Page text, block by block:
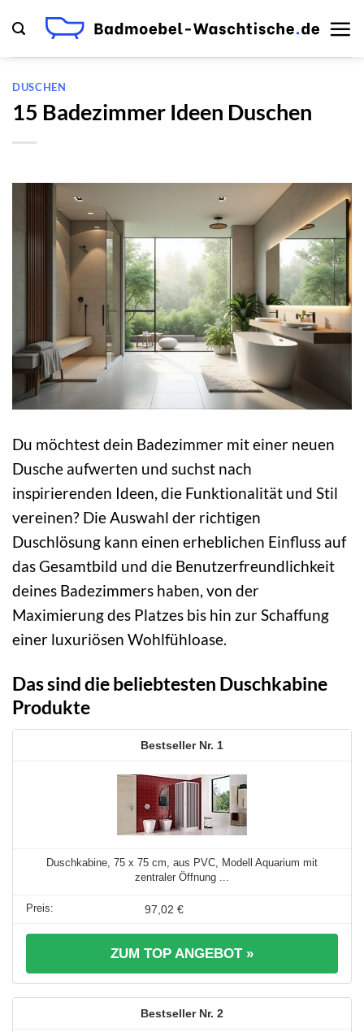
Inhalt
springen
DUSCHEN
15 Badezimmer Ideen Duschen
Du möchtest dein Badezimmer mit einer neuen
Dusche aufwerten und suchst nach
inspirierenden Ideen, die Funktionalität und Stil
vereinen? Die Auswahl der richtigen
Duschlösung kann einen erheblichen Einfluss auf
das Gesamtbild und die Benutzerfreundlichkeit
deines Badezimmers haben, von der
Maximierung des Platzes bis hin zur Schaffung
einer luxuriösen Wohlfühloase.
Das sind die beliebtesten Duschkabine
Produkte
1
Duschkabine, 75 x 75 cm, aus PVC, Modell Aquarium mit
zentraler Öffnung ...
97,02 €
ZUM TOP ANGEBOT »
2